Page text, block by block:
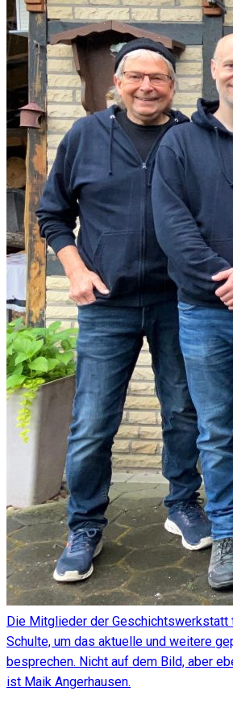
Die Mitglieder der Geschichtswerkstatt
Schulte, um das aktuelle und weitere
besprechen. Nicht auf dem Bild, aber
ist Maik Angerhausen.